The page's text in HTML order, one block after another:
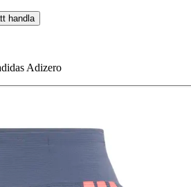
handla
Adizero